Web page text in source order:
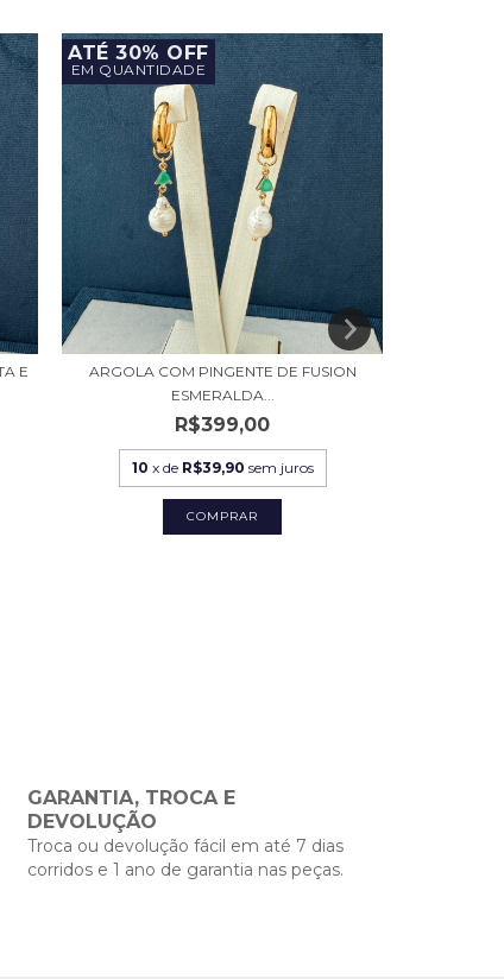
E
ATÉ 30% OFF
EM QUANTIDADE
ARGOLA COM PINGENTE DE FUSION
ESMERALDA...
R$399,00
10 x de R$39,90 sem juros
GARANTIA, TROCA E
DEVOLUÇÃO
Troca ou devolução fácil em até 7 dias
corridos e 1 ano de garantia nas peças.